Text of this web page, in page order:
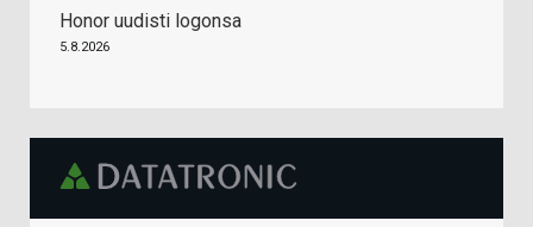
Honor uudisti logonsa
5.8.2026